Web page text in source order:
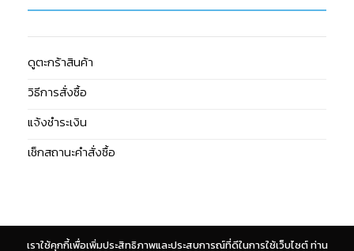
ดูตะกร้าสินค้า
วิธีการสั่งซื้อ
แจ้งชำระเงิน
เช็กสถานะคำสั่งซื้อ
เราใช้คุกกี้เพื่อเพิ่มประสิทธิภาพและประสบการณ์ที่ดีในการใช้เว็บไซต์ ท่าน